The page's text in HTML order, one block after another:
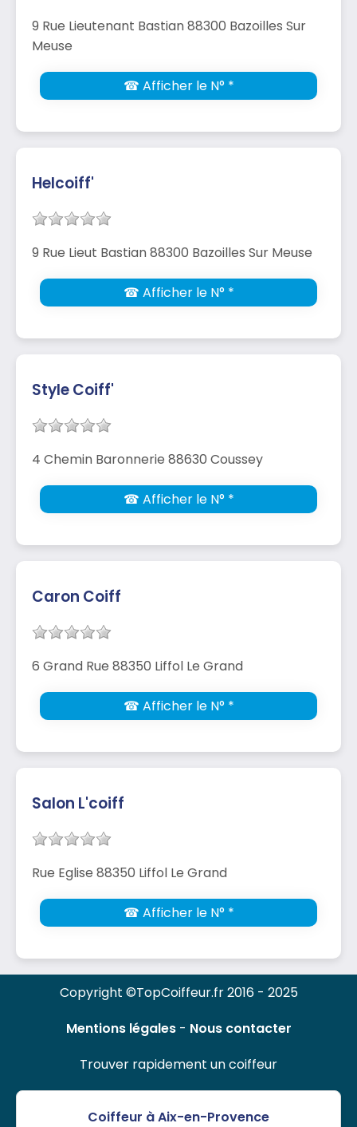
9 Rue Lieutenant Bastian 88300 Bazoilles Sur
Meuse
☎ Afficher le N° *
Helcoiff'
9 Rue Lieut Bastian 88300 Bazoilles Sur Meuse
☎ Afficher le N° *
Style Coiff'
4 Chemin Baronnerie 88630 Coussey
☎ Afficher le N° *
Caron Coiff
6 Grand Rue 88350 Liffol Le Grand
☎ Afficher le N° *
Salon L'coiff
Rue Eglise 88350 Liffol Le Grand
☎ Afficher le N° *
Copyright ©TopCoiffeur.fr 2016 - 2025
Mentions légales- Nous contacter
Trouver rapidement un coiffeur
Coiffeur à Aix-en-Provence